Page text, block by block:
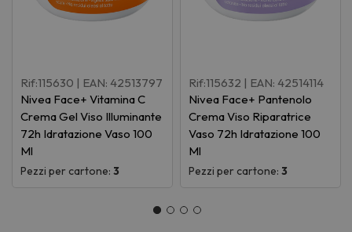
Rif:115630 | EAN: 42513797
Nivea Face+ Vitamina C
Crema Gel Viso Illuminante
72h Idratazione Vaso 100
Ml
Pezzi per cartone:3
Rif:115632 | EAN: 42514114
Nivea Face+ Pantenolo
Crema Viso Riparatrice
Vaso 72h Idratazione 100
Ml
Pezzi per cartone:3